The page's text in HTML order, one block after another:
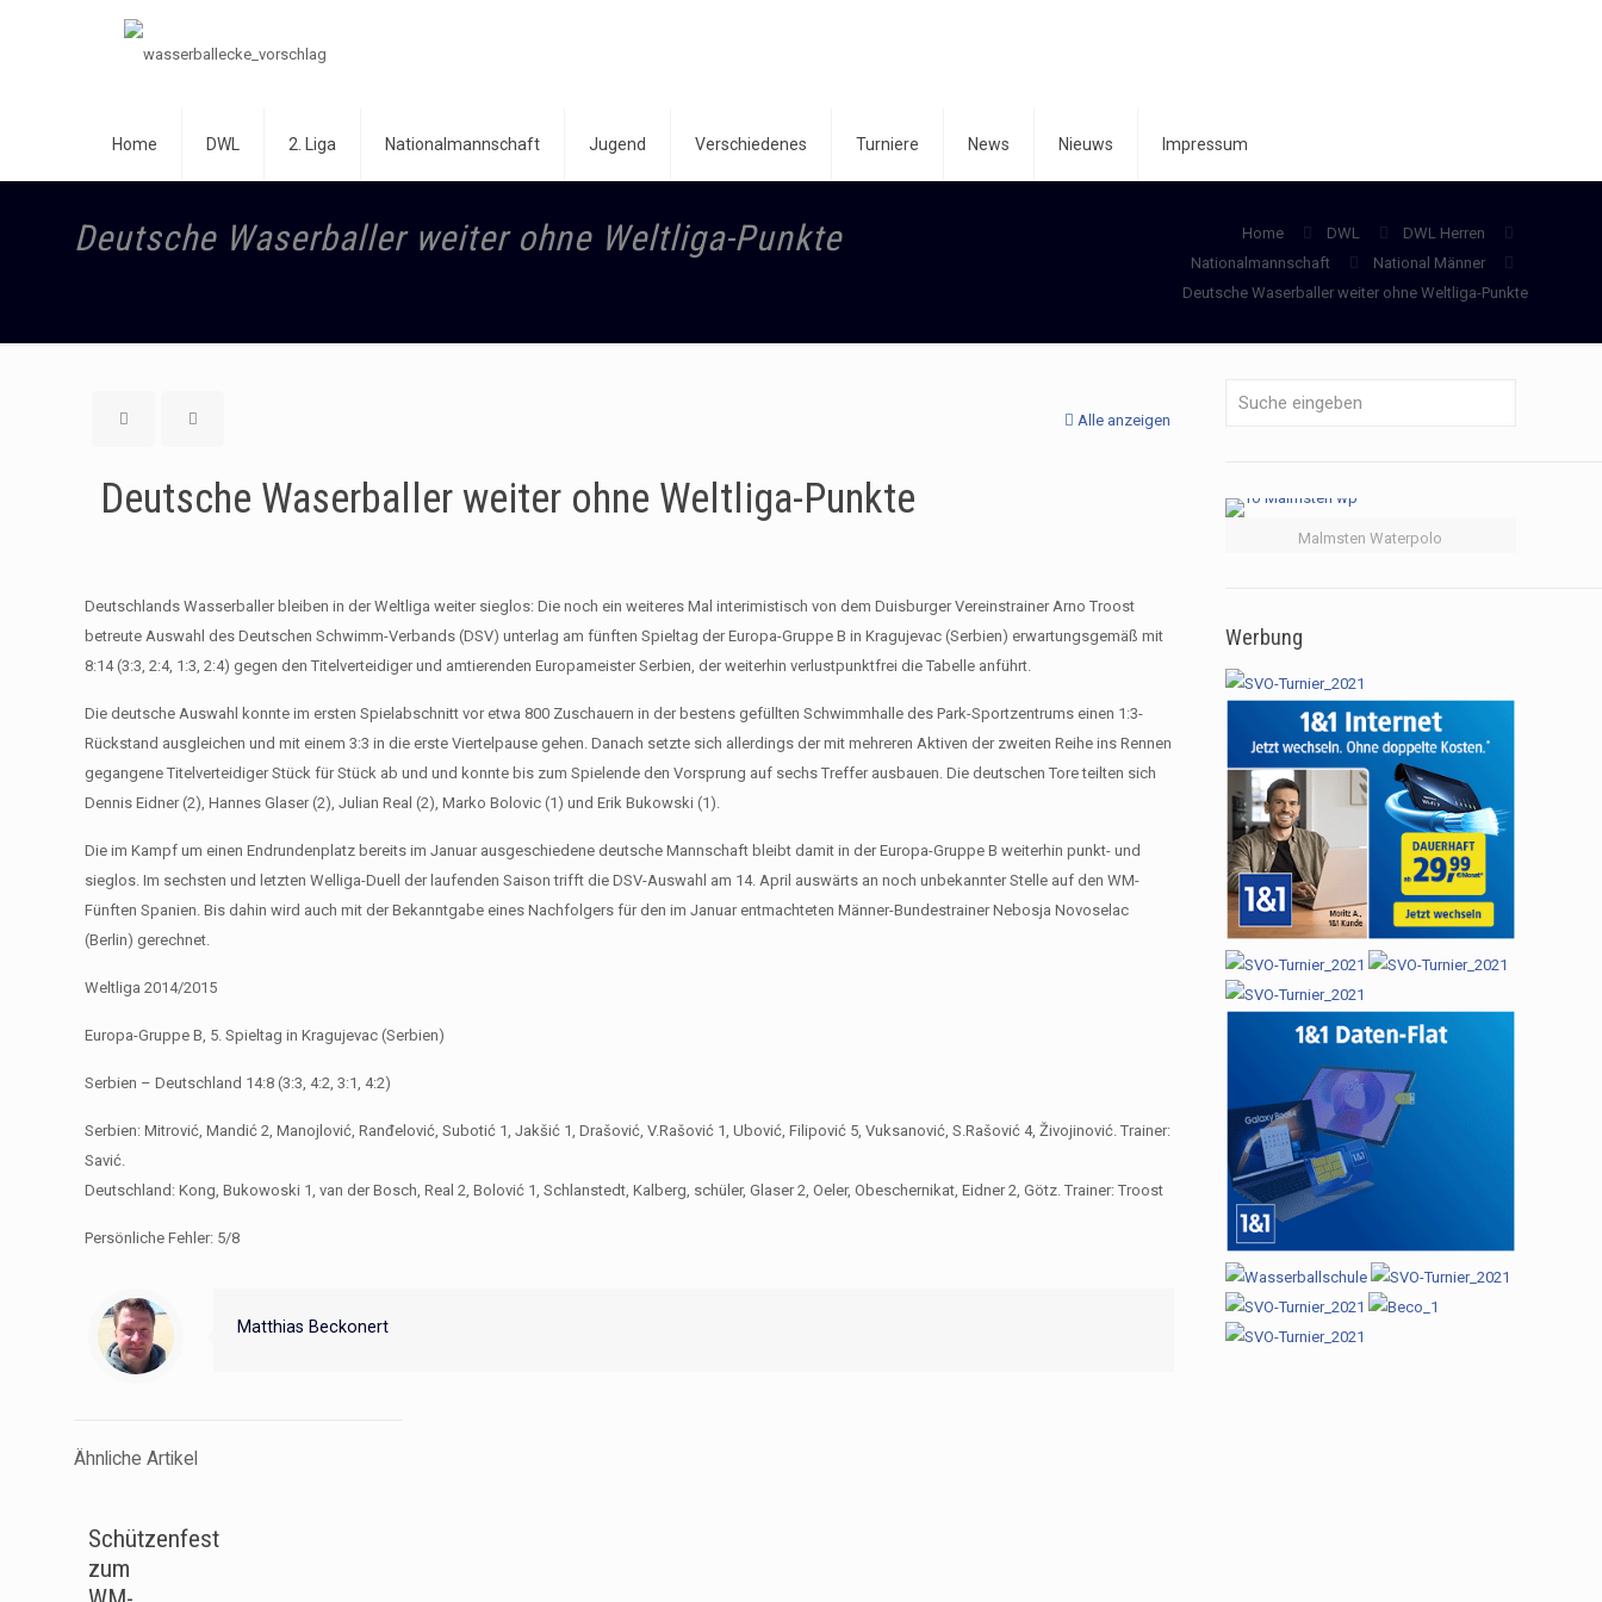
Home DWL 2. Liga Nationalmannschaft Jugend Verschiedenes Turniere News Nieuws Impressum
Deutsche Waserballer weiter ohne Weltliga-Punkte Home DWL
DWL Herren
Nationalmannschaft
National Männer
Deutsche Waserballer weiter ohne Weltliga-Punkte
Alle anzeigen
Deutsche Waserballer weiter ohne Weltliga-Punkte
Deutschlands Wasserballer bleiben in der Weltliga weiter sieglos: Die noch ein weiteres Mal interimistisch von dem Duisburger Vereinstrainer Arno Troost
betreute Auswahl des Deutschen Schwimm-Verbands (DSV) unterlag am fünften Spieltag der Europa-Gruppe B in Kragujevac (Serbien) erwartungsgemäß mit
8:14 (3:3, 2:4, 1:3, 2:4) gegen den Titelverteidiger und amtierenden Europameister Serbien, der weiterhin verlustpunktfrei die Tabelle anführt.
Die deutsche Auswahl konnte im ersten Spielabschnitt vor etwa 800 Zuschauern in der bestens gefüllten Schwimmhalle des Park-Sportzentrums einen 1:3-
Rückstand ausgleichen und mit einem 3:3 in die erste Viertelpause gehen. Danach setzte sich allerdings der mit mehreren Aktiven der zweiten Reihe ins Rennen
gegangene Titelverteidiger Stück für Stück ab und und konnte bis zum Spielende den Vorsprung auf sechs Treffer ausbauen. Die deutschen Tore teilten sich
Dennis Eidner (2), Hannes Glaser (2), Julian Real (2), Marko Bolovic (1) und Erik Bukowski (1).
Die im Kampf um einen Endrundenplatz bereits im Januar ausgeschiedene deutsche Mannschaft bleibt damit in der Europa-Gruppe B weiterhin punkt- und
sieglos. Im sechsten und letzten Welliga-Duell der laufenden Saison trifft die DSV-Auswahl am 14. April auswärts an noch unbekannter Stelle auf den WM-
Fünften Spanien. Bis dahin wird auch mit der Bekanntgabe eines Nachfolgers für den im Januar entmachteten Männer-Bundestrainer Nebosja Novoselac
(Berlin) gerechnet.
Weltliga 2014/2015
Europa-Gruppe B, 5. Spieltag in Kragujevac (Serbien)
Serbien – Deutschland 14:8 (3:3, 4:2, 3:1, 4:2)
Serbien: Mitrović, Mandić 2, Manojlović, Ranđelović, Subotić 1, Jakšić 1, Drašović, V.Rašović 1, Ubović, Filipović 5, Vuksanović, S.Rašović 4, Živojinović. Trainer:
Savić.
Deutschland: Kong, Bukowoski 1, van der Bosch, Real 2, Bolović 1, Schlanstedt, Kalberg, schüler, Glaser 2, Oeler, Obeschernikat, Eidner 2, Götz. Trainer: Troost
Persönliche Fehler: 5/8
Matthias Beckonert
Ähnliche Artikel
Schützenfest
zum
Malmsten Waterpolo
Werbung